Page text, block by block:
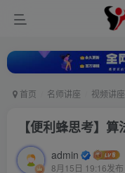
首页 名师讲座 视频讲座
【便利蜂思考】
admin
8月15日 19:16发布